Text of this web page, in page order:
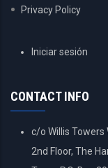
Privacy Policy
USERIniciar sesión
CONTACT INFO
c/o Willis
2nd Floor, The